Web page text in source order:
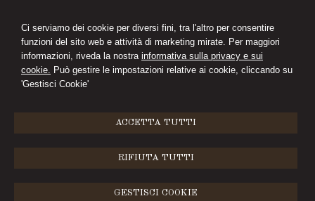
Ci serviamo dei cookie per diversi fini, tra l'altro per consentire
funzioni del sito web e attività di marketing mirate. Per maggiori
informazioni, riveda la nostra informativa sulla privacy e sui
cookie. Può gestire le impostazioni relative ai cookie, cliccando su
'Gestisci Cookie'
ACCETTA TUTTI
RIFIUTA TUTTI
GESTISCI COOKIE
CIMINI&FERRARI
STUDIO LEGALE